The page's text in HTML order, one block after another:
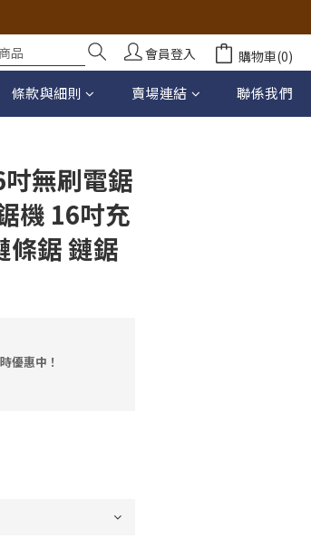
會員登入 購物車(0)
條款與細則 賣場連結 聯係我們
無刷電鋸
機 16吋充
條鋸 鏈鋸
優惠中！
立即購買